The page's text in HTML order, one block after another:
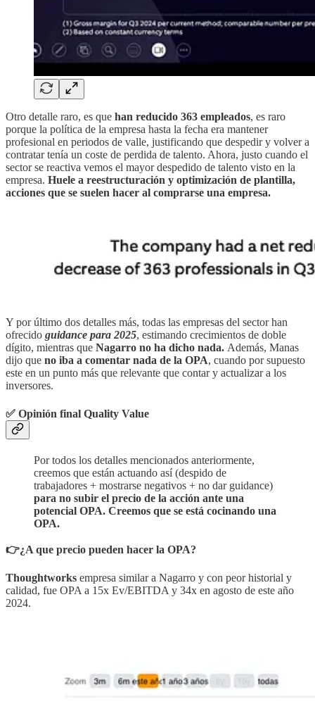
Otro detalle raro, es que han reducido 363 empleados, es raro
porque la política de la empresa hasta la fecha era mantener
profesional en periodos de valle, justificando que despedir y volver a
contratar tenía un coste de perdida de talento. Ahora, justo cuando el
sector se reactiva vemos el mayor despedido de talento visto en la
empresa. Huele a reestructuración y optimización de plantilla,
acciones que se suelen hacer al comprarse una empresa.
Y por último dos detalles más, todas las empresas del sector han
ofrecido guidance para 2025, estimando crecimientos de doble
dígito, mientras que Nagarro no ha dicho nada. Además, Manas
dijo que no iba a comentar nada de la OPA, cuando por supuesto
este en un punto más que relevante que contar y actualizar a los
inversores.
✅ Opinión final Quality Value
Por todos los detalles mencionados anteriormente,
creemos que están actuando así (despido de
trabajadores + mostrarse negativos + no dar guidance)
para no subir el precio de la acción ante una
potencial OPA. Creemos que se está cocinando una
OPA.
👉¿A que precio pueden hacer la OPA?
Thoughtworks empresa similar a Nagarro y con peor historial y
calidad, fue OPA a 15x Ev/EBITDA y 34x en agosto de este año
2024.